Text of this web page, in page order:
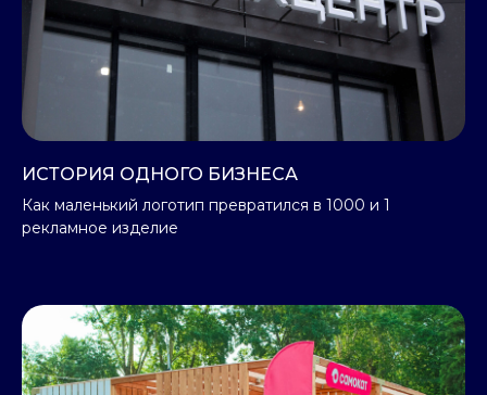
ИСТОРИЯ ОДНОГО БИЗНЕСА
Как маленький логотип превратился в 1000 и 1
рекламное изделие